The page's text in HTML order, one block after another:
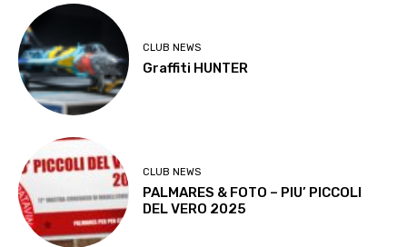
CLUB NEWS
Graffiti HUNTER
CLUB NEWS
PALMARES & FOTO – PIU’ PICCOLI
DEL VERO 2025